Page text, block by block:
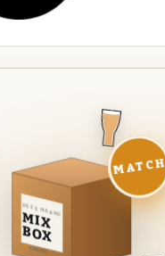
DEZE MAAND
MIX
BOX
8 BIEREN
MATCH